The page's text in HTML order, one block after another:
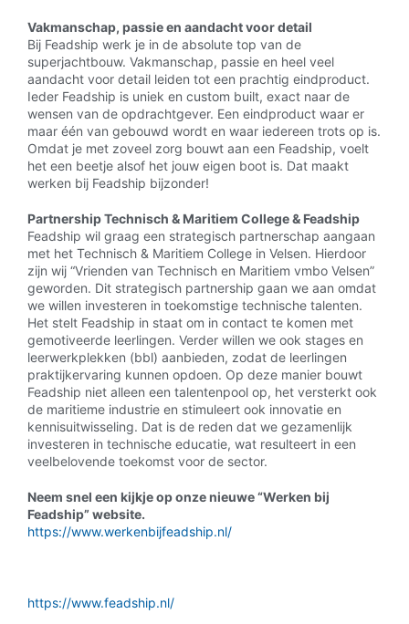
Vakmanschap, passie en aandacht voor detail
Bij Feadship werk je in de absolute top van de
superjachtbouw. Vakmanschap, passie en heel veel
aandacht voor detail leiden tot een prachtig eindproduct.
Ieder Feadship is uniek en custom built, exact naar de
wensen van de opdrachtgever. Een eindproduct waar er
maar één van gebouwd wordt en waar iedereen trots op is.
Omdat je met zoveel zorg bouwt aan een Feadship, voelt
het een beetje alsof het jouw eigen boot is. Dat maakt
werken bij Feadship bijzonder!
Partnership Technisch & Maritiem College & Feadship
Feadship wil graag een strategisch partnerschap aangaan
met het Technisch & Maritiem College in Velsen. Hierdoor
zijn wij “Vrienden van Technisch en Maritiem vmbo Velsen”
geworden. Dit strategisch partnership gaan we aan omdat
we willen investeren in toekomstige technische talenten.
Het stelt Feadship in staat om in contact te komen met
gemotiveerde leerlingen. Verder willen we ook stages en
leerwerkplekken (bbl) aanbieden, zodat de leerlingen
praktijkervaring kunnen opdoen. Op deze manier bouwt
Feadship niet alleen een talentenpool op, het versterkt ook
de maritieme industrie en stimuleert ook innovatie en
kennisuitwisseling. Dat is de reden dat we gezamenlijk
investeren in technische educatie, wat resulteert in een
veelbelovende toekomst voor de sector.
Neem snel een kijkje op onze nieuwe “Werken bij
Feadship” website.
https://www.werkenbijfeadship.nl/
https://www.feadship.nl/